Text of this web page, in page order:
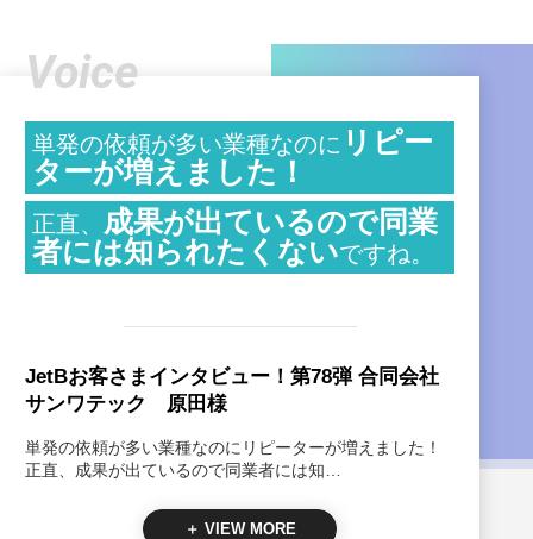
Voice
単発の依頼が多い業種なのに リピー
ターが増えました！
正直、
成果が出ているので同業
者には知られたくないですね。
JetBお客さまインタビュー！第78弾 合同会社
サンワテック 原田様
単発の依頼が多い業種なのにリピーターが増えました！
正直、成果が出ているので同業者には知…
＋ VIEW MORE